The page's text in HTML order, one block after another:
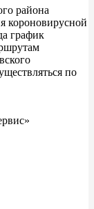
района
короновирусной
график
по